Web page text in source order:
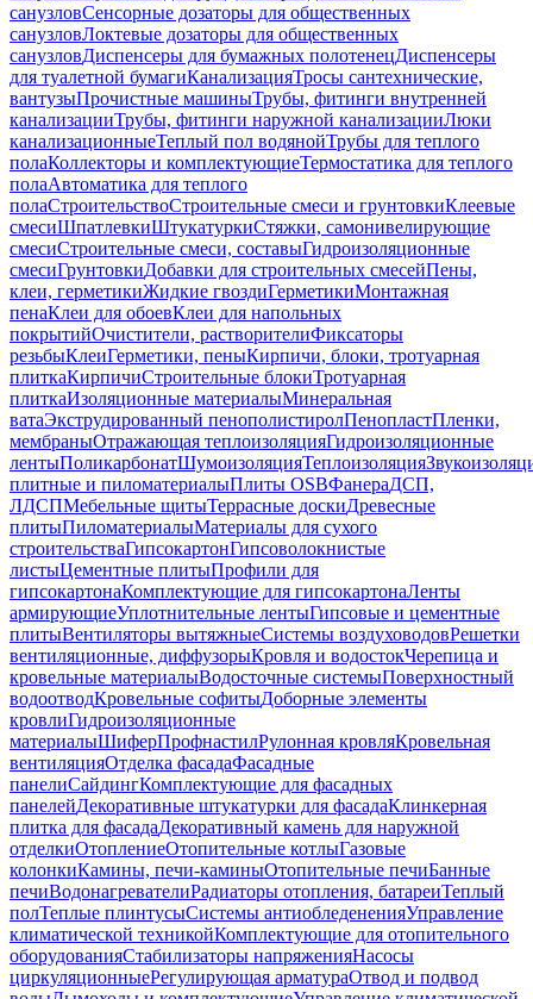
санузловСенсорные дозаторы для общественных
санузловЛоктевые дозаторы для общественных
санузловДиспенсеры для бумажных полотенецДиспенсеры
для туалетной бумагиКанализацияТросы сантехнические,
вантузыПрочистные машиныТрубы, фитинги внутренней
канализацииТрубы, фитинги наружной канализацииЛюки
канализационныеТеплый пол водянойТрубы для теплого
полаКоллекторы и комплектующиеТермостатика для теплого
полаАвтоматика для теплого
полаСтроительствоСтроительные смеси и грунтовкиКлеевые
смесиШпатлевкиШтукатуркиСтяжки, самонивелирующие
смесиСтроительные смеси, составыГидроизоляционные
смесиГрунтовкиДобавки для строительных смесейПены,
клеи, герметикиЖидкие гвоздиГерметикиМонтажная
пенаКлеи для обоевКлеи для напольных
покрытийОчистители, растворителиФиксаторы
резьбыКлеиГерметики, пеныКирпичи, блоки, тротуарная
плиткаКирпичиСтроительные блокиТротуарная
плиткаИзоляционные материалыМинеральная
ватаЭкструдированный пенополистиролПенопластПленки,
мембраныОтражающая теплоизоляцияГидроизоляционные
лентыПоликарбонатШумоизоляцияТеплоизоляция
плитные и пиломатериалыПлиты OSBФанераДСП,
ЛДСПМебельные щитыТеррасные доскиДревесные
плитыПиломатериалыМатериалы для сухого
строительстваГипсокартонГипсоволокнистые
листыЦементные плитыПрофили для
гипсокартонаКомплектующие для гипсокартонаЛенты
армирующиеУплотнительные лентыГипсовые и цементные
плитыВентиляторы вытяжныеСистемы воздуховодовРешетки
вентиляционные, диффузорыКровля и водостокЧерепица и
кровельные материалыВодосточные системыПоверхностный
водоотводКровельные софитыДоборные элементы
кровлиГидроизоляционные
материалыШиферПрофнастилРулонная кровляКровельная
вентиляцияОтделка фасадаФасадные
панелиСайдингКомплектующие для фасадных
панелейДекоративные штукатурки для фасадаКлинкерная
плитка для фасадаДекоративный камень для наружной
отделкиОтоплениеОтопительные котлыГазовые
колонкиКамины, печи-каминыОтопительные печиБанные
печиВодонагревателиРадиаторы отопления, батареиТеплый
полТеплые плинтусыСистемы антиобледененияУправление
климатической техникойКомплектующие для отопительного
оборудованияСтабилизаторы напряженияНасосы
циркуляционныеРегулирующая арматураОтвод и подвод